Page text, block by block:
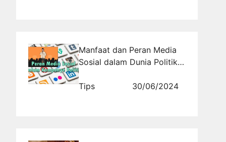
Manfaat dan Peran Media
Sosial dalam Dunia Politik
Tips
30/06/2024